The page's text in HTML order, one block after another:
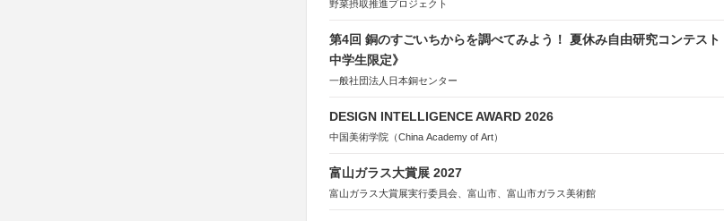
野菜摂取推進プロジェクト
第4回 銅のすごいちからを調べてみよう！ 夏休み自由研究コンテスト
中学生限定》
一般社団法人日本銅センター
DESIGN INTELLIGENCE AWARD 2026
中国美術学院（China Academy of Art）
富山ガラス大賞展 2027
富山ガラス大賞展実行委員会、富山市、富山市ガラス美術館